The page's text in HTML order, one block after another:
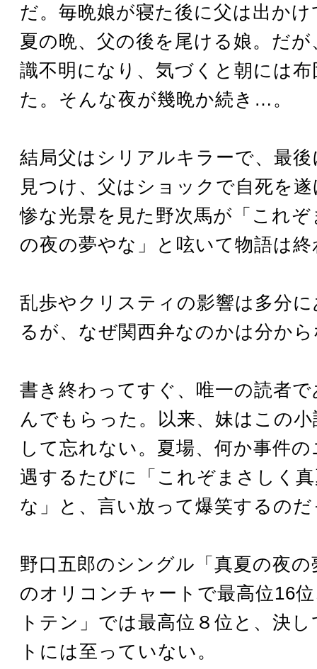
だ。毎晩娘が寝た後に父は出か
夏の晩、父の後を尾ける娘。だが
識不明になり、気づくと朝には
た。そんな夜が幾晩か続き…。
結局父はシリアルキラーで、最
見つけ、父はショックで自死を
惨な光景を見た野次馬が「これ
の夜の夢やな」と呟いて物語は
乱歩やクリスティの影響は多分
るが、なぜ関西弁なのかは分か
書き終わってすぐ、唯一の読者
んでもらった。以来、妹はこの
して忘れない。夏場、何か事件
遇するたびに「これぞまさしく
な」と、言い放って爆笑するの
野口五郎のシングル「真夏の夜の
のオリコンチャートで最高位16
トテン」では最高位８位と、決
トには至っていない。